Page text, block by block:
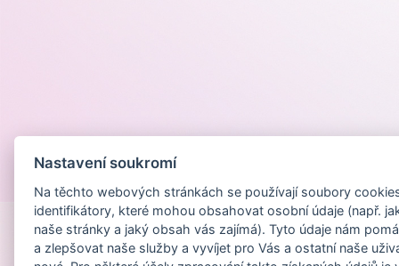
Nastavení soukromí
Na těchto webových stránkách se používají soubory
identifikátory, které mohou obsahovat osobní údaje (např.
naše stránky a jaký obsah vás zajímá). Tyto údaje nám
a zlepšovat naše služby a vyvíjet pro Vás a ostatní naše